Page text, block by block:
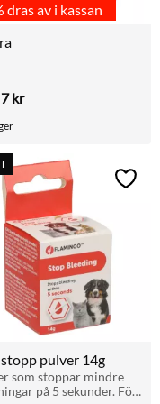
dras av i kassan
7kr
pulver 14g
som stoppar mindre
på 5 sekunder. För
Lägg